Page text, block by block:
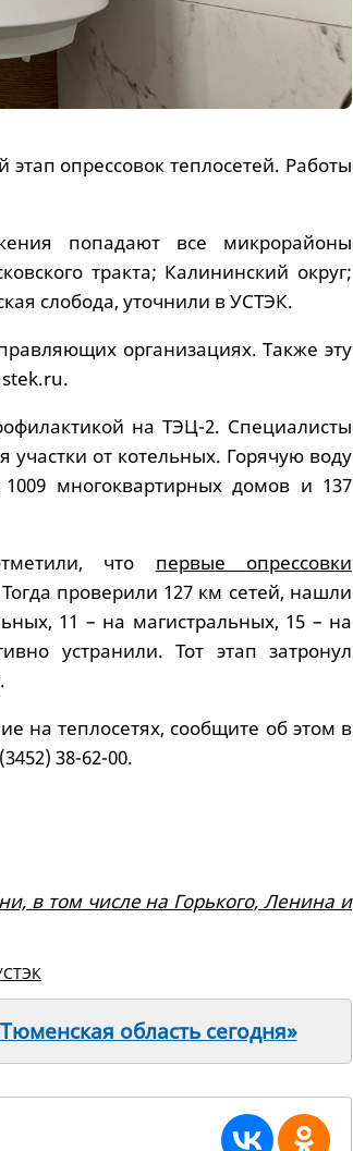
этап опрессовок теплосетей. Работы
попадают все микрорайоны
тракта; Калининский округ;
слобода, уточнили в УСТЭК.
организациях. Также эту
на ТЭЦ-2. Специалисты
участки от котельных. Горячую воду
многоквартирных домов и 137
что первые опрессовки
проверили 127 км сетей, нашли
11 – на магистральных, 15 – на
устранили. Тот этап затронул
на теплосетях, сообщите об этом в
38-62-00.
в том числе на Горького, Ленина и
область сегодня»